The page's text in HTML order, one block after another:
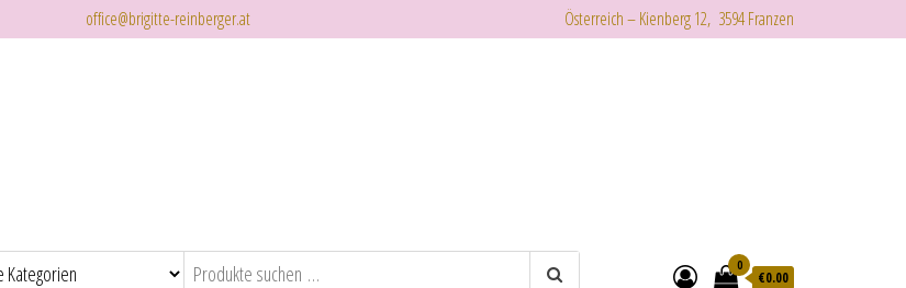
office@brigitte-reinberger.at Österreich – Kienberg 12, 3594 Franzen
0
€0.00